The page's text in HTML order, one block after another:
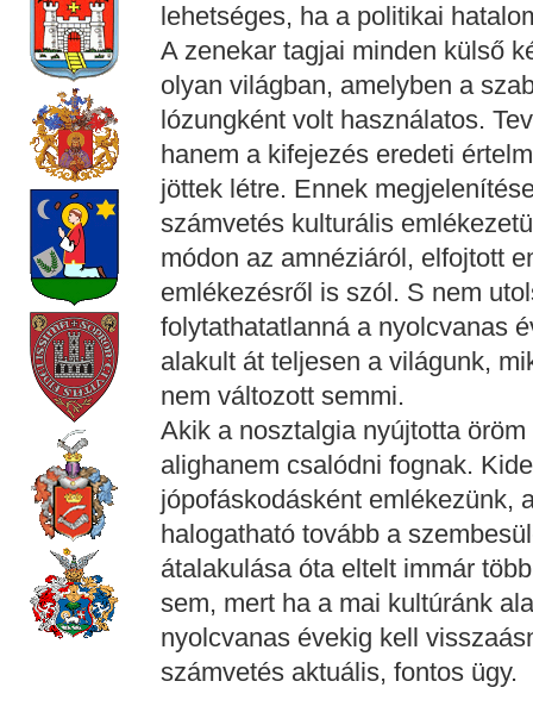
lehetséges, ha a politikai
A zenekar tagjai minden külső
olyan világban, amelyben a
lózungként volt használatos.
hanem a kifejezés eredeti
jöttek létre. Ennek
számvetés kulturális
módon az amnéziáról, elfojtott
emlékezésről is szól. S nem
folytathatatlanná a nyolcvanas
alakult át teljesen a világunk,
nem változott semmi.
Akik a nosztalgia nyújtotta
alighanem csalódni fognak.
jópofáskodásként emlékezünk,
halogatható tovább a
átalakulása óta eltelt immár
sem, mert ha a mai kultúránk
nyolcvanas évekig kell
számvetés aktuális, fontos ügy.